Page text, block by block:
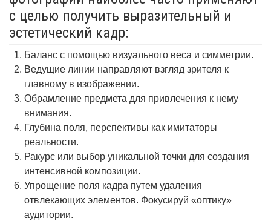
с целью получить выразительный и
эстетический кадр:
Баланс с помощью визуального веса и симметрии.
Ведущие линии направляют взгляд зрителя к
главному в изображении.
Обрамление предмета для привлечения к нему
внимания.
Глубина поля, перспективы как имитаторы
реальности.
Ракурс или выбор уникальной точки для создания
интенсивной композиции.
Упрощение поля кадра путем удаления
отвлекающих элементов. Фокусируй «оптику»
аудитории.